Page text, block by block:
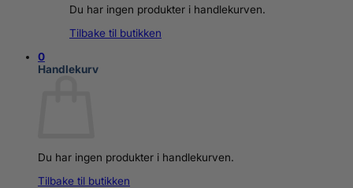
Du har ingen produkter i handlekurven.
Tilbake til butikken
0
Handlekurv
Du har ingen produkter i handlekurven.
Tilbake til butikken